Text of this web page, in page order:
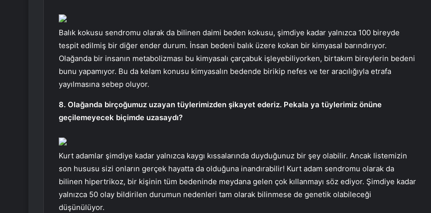
Balık kokusu sendromu olarak da bilinen daimi beden kokusu, şimdiye kadar yalnızca 100 bireyde
tespit edilmiş bir diğer ender durum. İnsan bedeni balık üzere kokan bir kimyasal barındırıyor.
Olağanda bir insanın metabolizması bu kimyasalı çarçabuk işleyebiliyorken, birtakım bireylerin bedeni
bunu yapamıyor. Bu da kelam konusu kimyasalın bedende birikip nefes ve ter aracılığıyla etrafa
yayılmasına sebep oluyor.
8. Olağanda birçoğumuz uzayan tüylerimizden şikayet ederiz. Pekala ya tüylerimiz önüne
geçilemeyecek biçimde uzasaydı?
Kurt adamlar şimdiye kadar yalnızca kaygı kıssalarında duyduğunuz bir şey olabilir. Ancak listemizin
son hususu sizi onların gerçek hayatta da olduğuna inandırabilir! Kurt adam sendromu olarak da
bilinen hipertrikoz, bir kişinin tüm bedeninde meydana gelen çok kıllanmayı söz ediyor. Şimdiye kadar
yalnızca 50 olay bildirilen durumun nedenleri tam olarak bilinmese de genetik olabileceği
düşünülüyor.